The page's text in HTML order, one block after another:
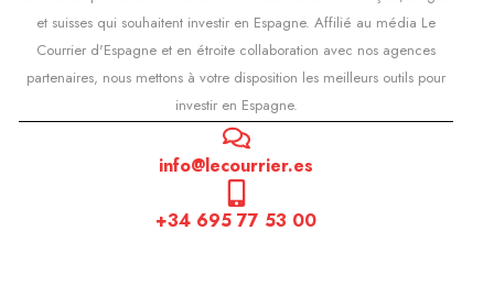
et suisses qui souhaitent investir en Espagne. Affilié au média Le
Courrier d'Espagne et en étroite collaboration avec nos agences
partenaires, nous mettons à votre disposition les meilleurs outils pour
investir en Espagne.
info@lecourrier.es
+34 695 77 53 00